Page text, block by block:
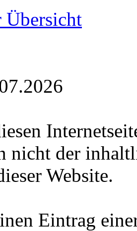
Übersicht
nicht der
Website.
Eintrag